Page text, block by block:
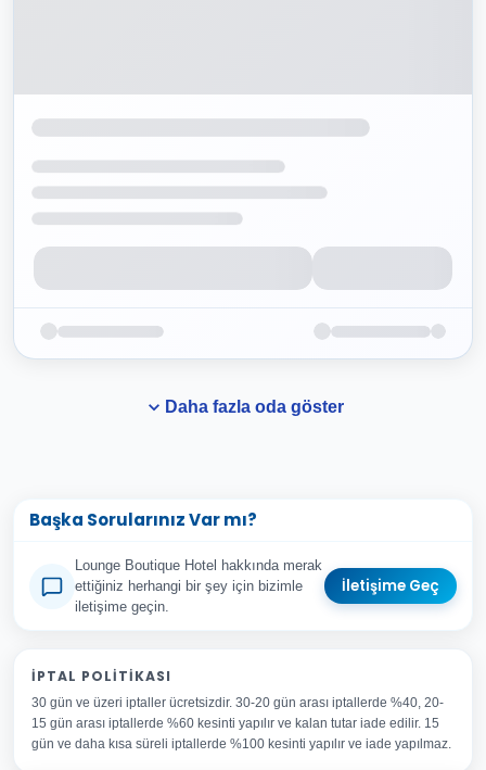
Daha fazla oda göster
Başka Sorularınız Var mı?
Lounge Boutique Hotel hakkında merak
ettiğiniz herhangi bir şey için bizimle
iletişime geçin.
İletişime Geç
Adınız Soyadınız
E-posta Adresiniz
Konu
İPTAL POLITIKASI
30 gün ve üzeri iptaller ücretsizdir. 30-20 gün arası iptallerde %40, 20-
15 gün arası iptallerde %60 kesinti yapılır ve kalan tutar iade edilir. 15
gün ve daha kısa süreli iptallerde %100 kesinti yapılır ve iade yapılmaz.